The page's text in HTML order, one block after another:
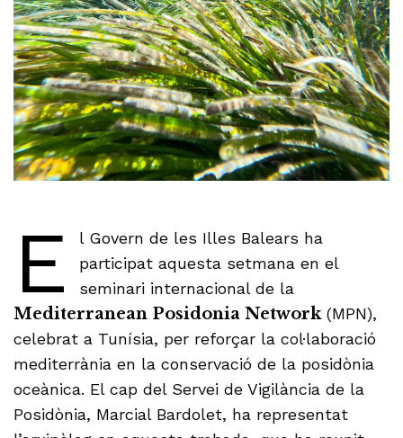
E
l Govern de les Illes Balears ha
participat aquesta setmana en el
seminari internacional de la
Mediterranean Posidonia Network (MPN),
celebrat a Tunísia, per reforçar la col·laboració
mediterrània en la conservació de la posidònia
oceànica. El cap del Servei de Vigilància de la
Posidònia, Marcial Bardolet, ha representat